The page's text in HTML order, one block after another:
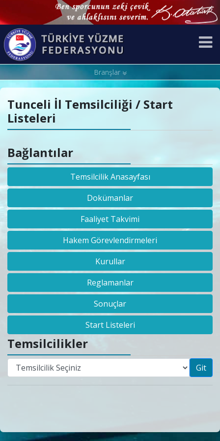
Branşlar
Tunceli İl Temsilciliği / Start
Listeleri
Bağlantılar
Temsilcilik Anasayfası
Dokümanlar
Faaliyet Takvimi
Hakem Görevlendirmeleri
Kurullar
Reglamanlar
Sonuçlar
Start Listeleri
Temsilcilikler
Git